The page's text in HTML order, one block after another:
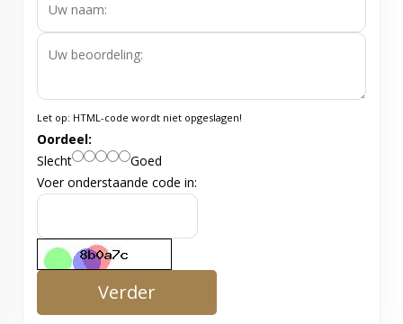
Let op: HTML-code wordt niet opgeslagen!
Oordeel:
Slecht
Goed
Voer onderstaande code in:
Verder